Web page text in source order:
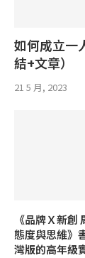
如何成立一
結+文章）
21 5 月, 2023
《品牌Ｘ新創
態度與思維》
灣版的高年級